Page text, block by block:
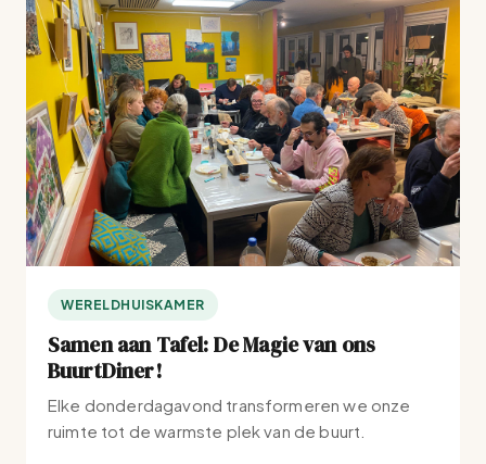
WERELDHUISKAMER
Samen aan Tafel: De Magie van ons
BuurtDiner!
Elke donderdagavond transformeren we onze
ruimte tot de warmste plek van de buurt.